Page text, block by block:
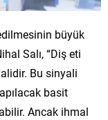
büyük
Salı, “Diş eti
Bu sinyali
basit
Ancak ihmal